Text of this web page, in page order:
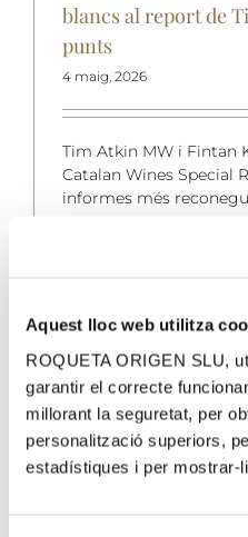
Aquest lloc web utilitza
ROQUETA ORIGEN SLU,
garantir el correcte
millorant la seguretat, per
personalització superiors,
estadístiques i per mostrar-
blancs al report de
punts
4 maig, 2026
Tim Atkin MW i Fintan
Catalan Wines Special
informes més